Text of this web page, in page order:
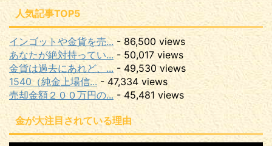
人気記事TOP5
インゴットや金貨を売... - 86,500 views
あなたが絶対持ってい... - 50,017 views
金貨は過去にあれど、... - 49,530 views
1540（純金上場信... - 47,334 views
売却金額２００万円の... - 45,481 views
金が大注目されている理由